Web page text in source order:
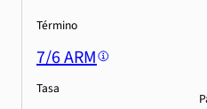
Término
7/6 ARM
Tasa